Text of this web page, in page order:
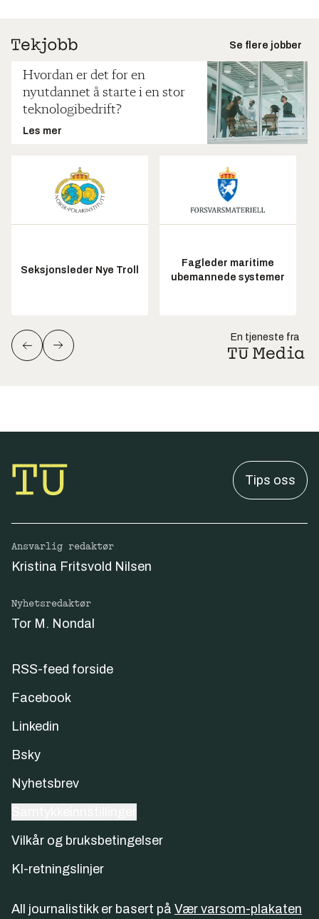
Se flere jobber
Hvordan er det for en
nyutdannet å starte i en stor
teknologibedrift?
Les mer
Seksjonsleder Nye Troll
Fagleder maritime
ubemannede systemer
En tjeneste fra
Tips oss
Ansvarlig redaktør
Kristina Fritsvold Nilsen
Nyhetsredaktør
Tor M. Nondal
RSS-feed forside
Facebook
Linkedin
Bsky
Nyhetsbrev
Vilkår og bruksbetingelser
KI-retningslinjer
All journalistikk er basert på Vær varsom-plakaten